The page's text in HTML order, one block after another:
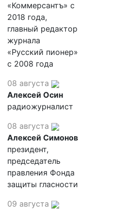
«Коммерсантъ» с
2018 года,
главный редактор
журнала
«Русский пионер»
с 2008 года
08 августа
Алексей Осин
радиожурналист
08 августа
Алексей Симонов
президент,
председатель
правления Фонда
защиты гласности
09 августа